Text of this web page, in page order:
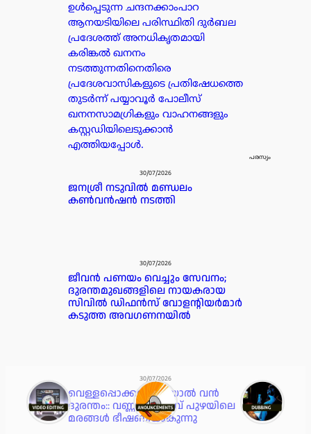
ഉൾപ്പെടുന്ന ചന്ദനക്കാംപാറ
ആനയടിയിലെ പരിസ്ഥിതി ദുർബല
പ്രദേശത്ത് അനധികൃതമായി
കരിങ്കൽ ഖനനം
നടത്തുന്നതിനെതിരെ
പ്രദേശവാസികളുടെ പ്രതിഷേധത്തെ
തുടർന്ന് പയ്യാവൂർ പോലീസ്
ഖനനസാമഗ്രികളും വാഹനങ്ങളും
കസ്റ്റഡിയിലെടുക്കാൻ
എത്തിയപ്പോൾ.
പരസ്യം
30/07/2026
ജനശ്രീ നടുവിൽ മണ്ഡലം
കൺവൻഷൻ നടത്തി
30/07/2026
ജീവൻ പണയം വെച്ചും സേവനം;
ദുരന്തമുഖങ്ങളിലെ നായകരായ
സിവിൽ ഡിഫൻസ് വോളന്റിയർമാർ
കടുത്ത അവഗണനയിൽ
30/07/2026
വെള്ളപ്പൊക്കമുണ്ടായാൽ വൻ
ദുരന്തം:: വണ്ണായിക്കടവ് പുഴയിലെ
മരങ്ങൾ ഭീഷണിയാകുന്നു